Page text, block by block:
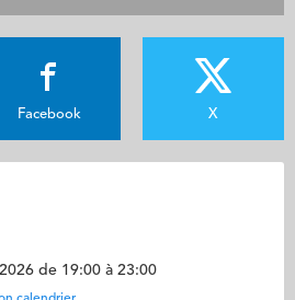
Facebook X
de 19:00 à 23:00